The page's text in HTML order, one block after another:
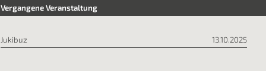
Vergangene Veranstaltung
Jukibuz 13.10.2025